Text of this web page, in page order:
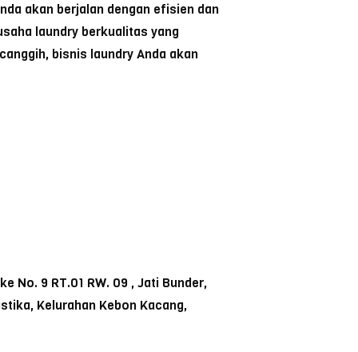
akan berjalan dengan efisien dan
laundry berkualitas yang
bisnis laundry Anda akan
No. 9 RT.01 RW. 09 , Jati Bunder,
Kelurahan Kebon Kacang,